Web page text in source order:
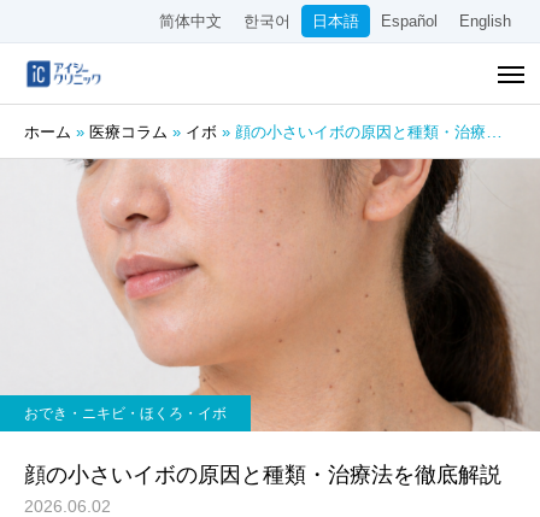
简体中文 한국어 日本語 Español English
ホーム » 医療コラム » イボ » 顔の小さいイボの原因と種類・治療法を徹底解説
おでき・ニキビ・ほくろ・イボ
顔の小さいイボの原因と種類・治療法を徹底解説
2026.06.02